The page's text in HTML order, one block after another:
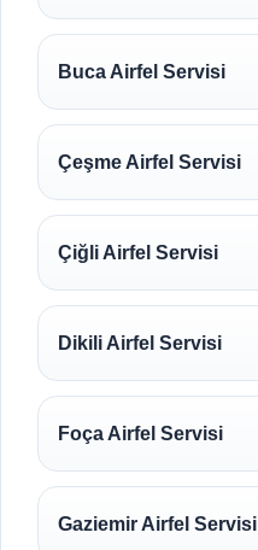
Buca Airfel Servisi
Çeşme Airfel Servisi
Çiğli Airfel Servisi
Dikili Airfel Servisi
Foça Airfel Servisi
Gaziemir Airfel Servisi